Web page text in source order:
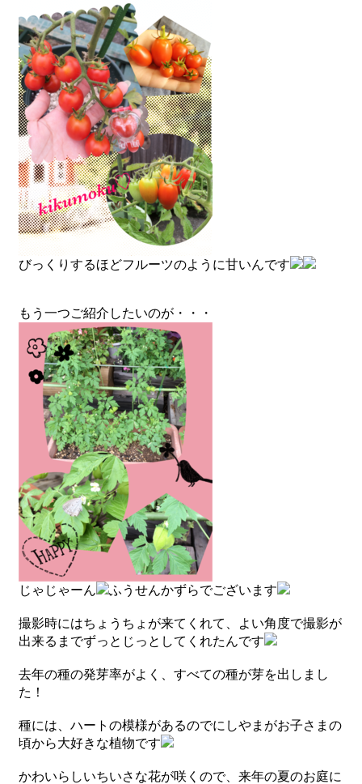
びっくりするほどフルーツのように甘いんです
もう一つご紹介したいのが・・・
じゃじゃーん ふうせんかずらでございます
撮影時にはちょうちょが来てくれて、よい角度で撮影が
出来るまでずっとじっとしてくれたんです
去年の種の発芽率がよく、すべての種が芽を出しまし
た！
種には、ハートの模様があるのでにしやまがお子さまの
頃から大好きな植物です
かわいらしいちいさな花が咲くので、来年の夏のお庭に